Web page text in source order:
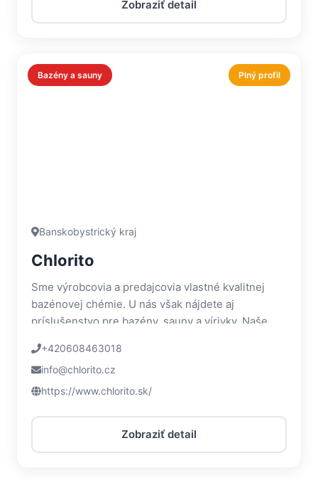
Zobraziť detail
Plný profil
Bazény a sauny
Banskobystrický kraj
Chlorito
Sme výrobcovia a predajcovia vlastné kvalitnej
bazénovej chémie. U nás však nájdete aj
príslušenstvo pre bazény, sauny a vírivky. Naše
+420608463018
info@chlorito.cz
https://www.chlorito.sk/
Zobraziť detail